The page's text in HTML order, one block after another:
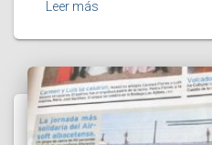
Leer más